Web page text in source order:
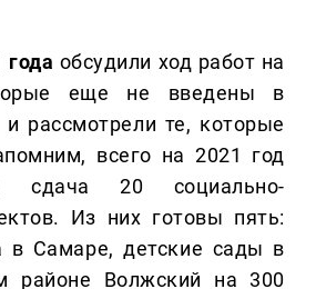
года обсудили ход работ на
еще не введены в
рассмотрели те, которые
всего на 2021 год
сдача 20 социально-
Из них готовы пять:
в Самаре, детские сады в
районе Волжский на 300